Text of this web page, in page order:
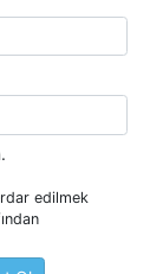
edilmek